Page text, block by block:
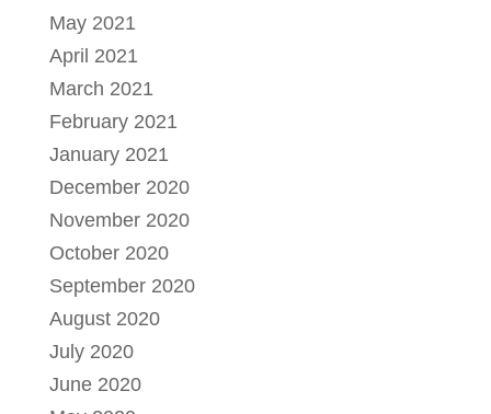
May 2021
April 2021
March 2021
February 2021
January 2021
December 2020
November 2020
October 2020
September 2020
August 2020
July 2020
June 2020